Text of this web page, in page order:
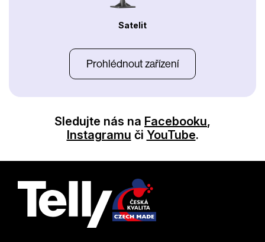
Satelit
Prohlédnout zařízení
Sledujte nás na Facebooku,
Instagramu či YouTube.